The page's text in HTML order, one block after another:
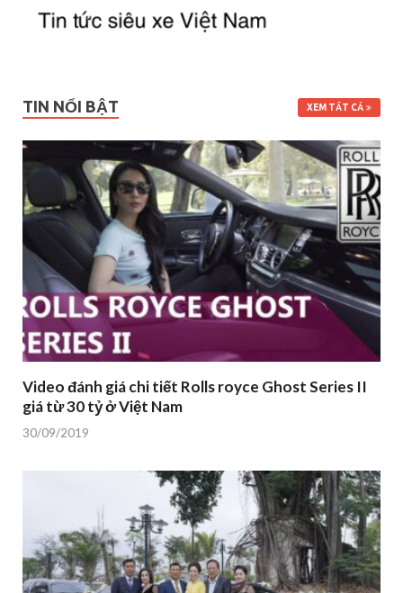
TIN NỔI BẬT XEM TẤT CẢ
Video đánh giá chi tiết Rolls royce Ghost Series II
giá từ 30 tỷ ở Việt Nam
30/09/2019